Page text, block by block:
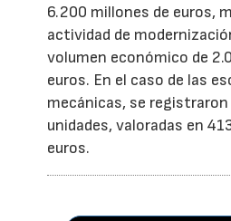
6.200 millones de euros,
actividad de
volumen económico de
euros. En el caso de las
mecánicas, se
unidades, valoradas en
euros.